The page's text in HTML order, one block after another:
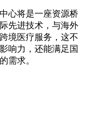
心将是一座资源桥
先进技术，与海外
境医疗服务，这不
响力，还能满足国
需求。